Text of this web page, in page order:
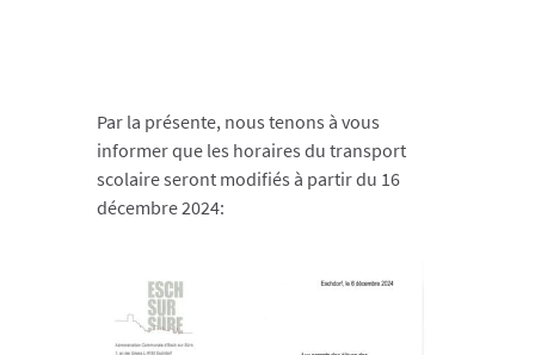
Par la présente, nous tenons à vous
informer que les horaires du transport
scolaire seront modifiés à partir du 16
décembre 2024: